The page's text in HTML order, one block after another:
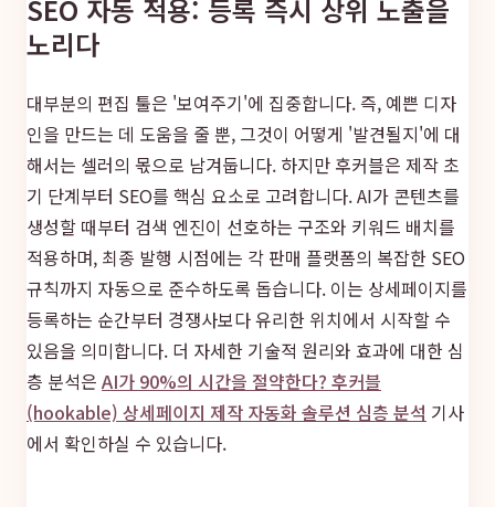
SEO 자동 적용: 등록 즉시 상위 노출을
노리다
대부분의 편집 툴은 '보여주기'에 집중합니다. 즉, 예쁜 디자
인을 만드는 데 도움을 줄 뿐, 그것이 어떻게 '발견될지'에 대
해서는 셀러의 몫으로 남겨둡니다. 하지만 후커블은 제작 초
기 단계부터 SEO를 핵심 요소로 고려합니다. AI가 콘텐츠를
생성할 때부터 검색 엔진이 선호하는 구조와 키워드 배치를
적용하며, 최종 발행 시점에는 각 판매 플랫폼의 복잡한 SEO
규칙까지 자동으로 준수하도록 돕습니다. 이는 상세페이지를
등록하는 순간부터 경쟁사보다 유리한 위치에서 시작할 수
있음을 의미합니다. 더 자세한 기술적 원리와 효과에 대한 심
층 분석은 AI가 90%의 시간을 절약한다? 후커블
(hookable) 상세페이지 제작 자동화 솔루션 심층 분석 기사
에서 확인하실 수 있습니다.